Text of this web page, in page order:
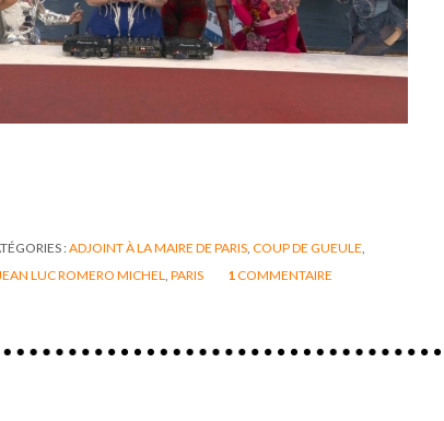
:ADJOINT À LA MAIRE DE PARIS COUP DE GUEULE
JEAN LUC ROMERO MICHEL PARIS 1 COMMENTAIRE